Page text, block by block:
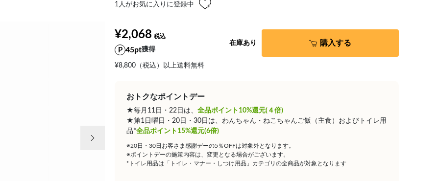
1人がお気に入りに登録中
¥2,068
45pt獲得
¥8,800（税込）以上送料無料
在庫あり 購入する
おトクなポイントデー
★毎月11日・22日は、 全品ポイント10%還元(４倍)
★第1日曜日・20日・30日は、わんちゃん・ねこちゃんご飯（主食）およびトイレ用
品*全品ポイント15%還元(6倍)
※20日・30日お客さま感謝デーの5％OFFは対象外となります。
※ポイントデーの施策内容は、変更となる場合がございます。
*トイレ用品は「トイレ・マナー・しつけ用品」カテゴリの全商品が対象となります